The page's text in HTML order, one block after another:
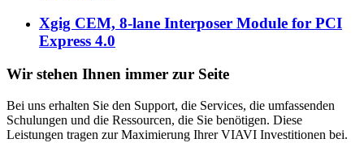
Xgig CEM, 8-lane Interposer Module for PCI
Express 4.0
Wir stehen Ihnen immer zur Seite
Bei uns erhalten Sie den Support, die Services, die umfassenden
Schulungen und die Ressourcen, die Sie benötigen. Diese
Leistungen tragen zur Maximierung Ihrer VIAVI Investitionen bei.